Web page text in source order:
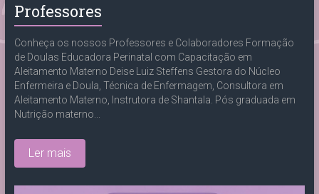
Professores
Conheça os nossos Professores e Colaboradores Formação
de Doulas Educadora Perinatal com Capacitação em
Aleitamento Materno Deise Luiz Steffens Gestora do Núcleo
Enfermeira e Doula, Técnica de Enfermagem, Consultora em
Aleitamento Materno, Instrutora de Shantala. Pós graduada em
Nutrição materno...
Ler mais